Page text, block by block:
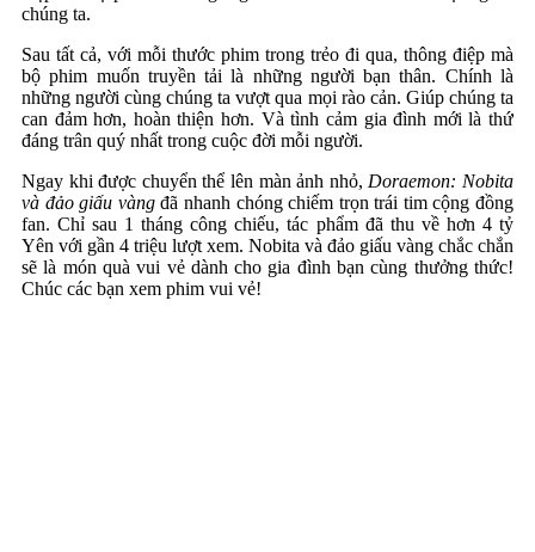
chúng ta.
Sau tất cả, với mỗi thước phim trong trẻo đi qua, thông điệp mà
bộ phim muốn truyền tải là những người bạn thân. Chính là
những người cùng chúng ta vượt qua mọi rào cản. Giúp chúng ta
can đảm hơn, hoàn thiện hơn. Và tình cảm gia đình mới là thứ
đáng trân quý nhất trong cuộc đời mỗi người.
Ngay khi được chuyển thể lên màn ảnh nhỏ, Doraemon: Nobita
và đảo giấu vàngđã nhanh chóng chiếm trọn trái tim cộng đồng
fan. Chỉ sau 1 tháng công chiếu, tác phẩm đã thu về hơn 4 tỷ
Yên với gần 4 triệu lượt xem. Nobita và đảo giấu vàng chắc chắn
sẽ là món quà vui vẻ dành cho gia đình bạn cùng thưởng thức!
Chúc các bạn xem phim vui vẻ!